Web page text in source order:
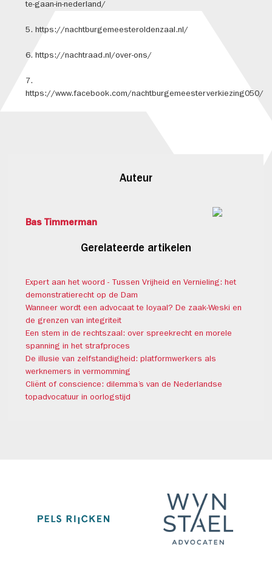
te-gaan-in-nederland/
5. https://nachtburgemeesteroldenzaal.nl/
6. https://nachtraad.nl/over-ons/
7.
https://www.facebook.com/nachtburgemeesterverkiezing050/
Auteur
Bas Timmerman
Gerelateerde artikelen
Expert aan het woord - Tussen Vrijheid en Vernieling: het
demonstratierecht op de Dam
Wanneer wordt een advocaat te loyaal? De zaak-Weski en
de grenzen van integriteit
Een stem in de rechtszaal: over spreekrecht en morele
spanning in het strafproces
De illusie van zelfstandigheid: platformwerkers als
werknemers in vermomming
Cliënt of conscience: dilemma’s van de Nederlandse
topadvocatuur in oorlogstijd